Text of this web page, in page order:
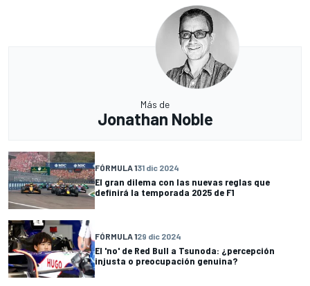
Más de
Jonathan Noble
FÓRMULA 131 dic 2024
El gran dilema con las nuevas reglas que
definirá la temporada 2025 de F1
FÓRMULA 129 dic 2024
El 'no' de Red Bull a Tsunoda: ¿percepción
injusta o preocupación genuina?